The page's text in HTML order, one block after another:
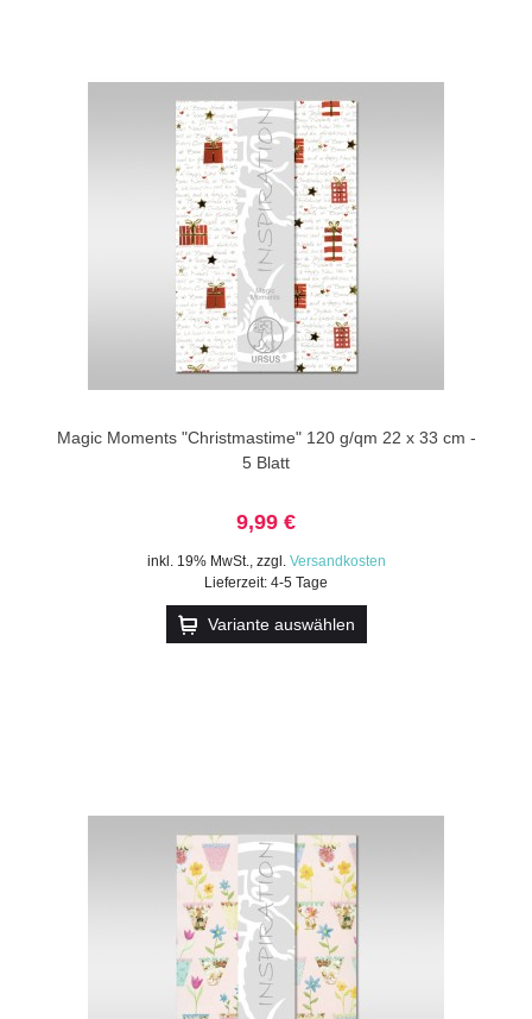
Magic Moments "Christmastime" 120 g/qm 22 x 33 cm -
5 Blatt
9,99 €
inkl. 19% MwSt., zzgl. Versandkosten
Lieferzeit: 4-5 Tage
Variante auswählen